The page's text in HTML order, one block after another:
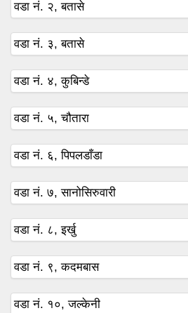
वडा नं. २, बतासे
वडा नं. ३, बतासे
वडा नं. ४, कुबिन्डे
वडा नं. ५, चौतारा
वडा नं. ६, पिपलडाँडा
वडा नं. ७, सानोसिरुवारी
वडा नं. ८, इर्खु
वडा नं. ९, कदमबास
वडा नं. १०, जल्केनी